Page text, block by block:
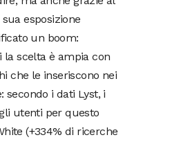
esposizione
un boom:
scelta è ampia con
che le inseriscono nei
secondo i dati Lyst, i
utenti per questo
(+334% di ricerche